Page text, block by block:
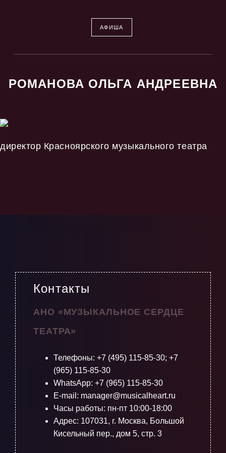
АФИША
РОМАНОВА ОЛЬГА АНДРЕЕВНА
директор Красноярского музыкального театра
Контакты
АНО «МУЗЫКАЛЬНОЕ СЕРДЦЕ
ТЕАТРА»
Телефоны: +7 (495) 115-85-30; +7
(965) 115-85-30
WhatsApp: +7 (965) 115-85-30
E-mail: manager@musicalheart.ru
Часы работы: пн-пт 10:00-18:00
Адрес: 107031, г. Москва, Большой
Кисельный пер., дом 5, стр. 3